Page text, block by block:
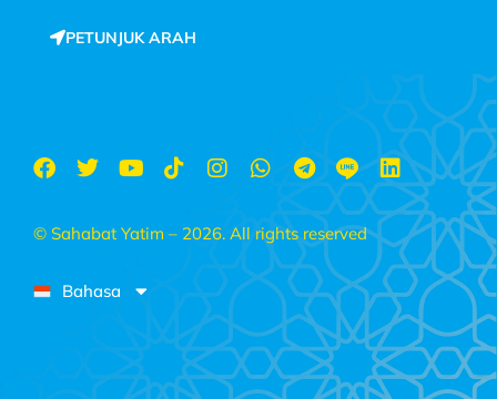
PETUNJUK ARAH
© Sahabat Yatim – 2026. All rights reserved
Bahasa